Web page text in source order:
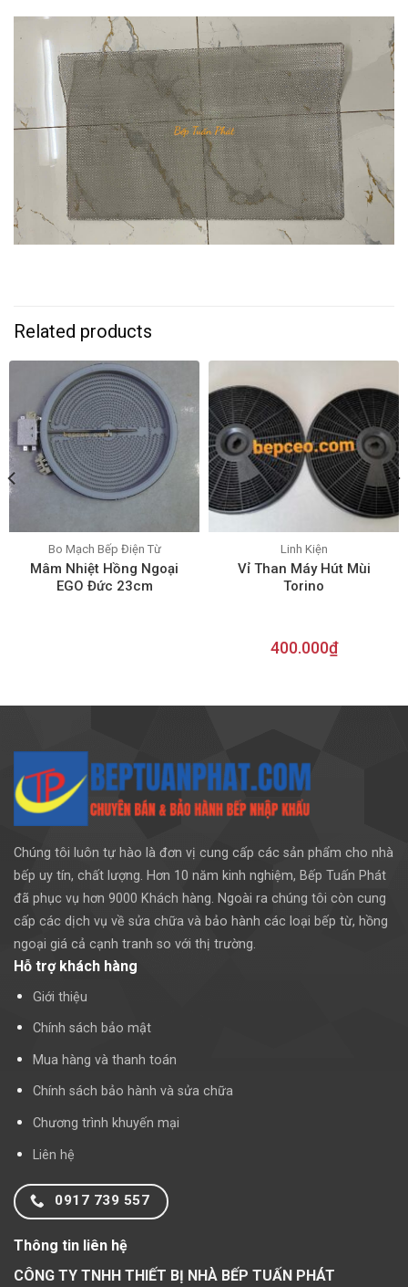
Related products
Bo Mạch Bếp Điện Từ
Mâm Nhiệt Hồng Ngoại
EGO Đức 23cm
Linh Kiện
Vỉ Than Máy Hút Mùi
Torino
400.000₫
Chúng tôi luôn tự hào là đơn vị cung cấp các sản phẩm cho nhà
bếp uy tín, chất lượng. Hơn 10 năm kinh nghiệm, Bếp Tuấn Phát
đã phục vụ hơn 9000 Khách hàng. Ngoài ra chúng tôi còn cung
cấp các dịch vụ về sửa chữa và bảo hành các loại bếp từ, hồng
ngoại giá cả cạnh tranh so với thị trường.
Hỗ trợ khách hàng
Giới thiệu
Chính sách bảo mật
Mua hàng và thanh toán
Chính sách bảo hành và sửa chữa
Chương trình khuyến mại
Liên hệ
0917 739 557
Thông tin liên hệ
CÔNG TY TNHH THIẾT BỊ NHÀ BẾP TUẤN PHÁT